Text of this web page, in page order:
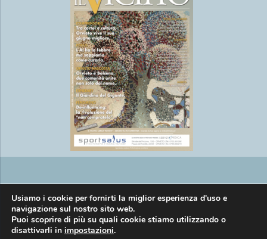
Copyright © EasyMedia srl P.IVA
01269920557 |
Usiamo i cookie per fornirti la miglior esperienza d'uso e
navigazione sul nostro sito web.
Puoi scoprire di più su quali cookie stiamo utilizzando o
disattivarli in impostazioni.